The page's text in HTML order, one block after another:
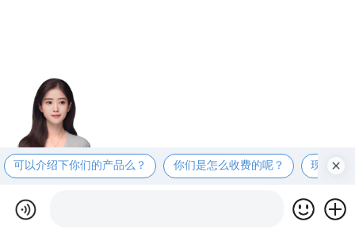
可以介绍下你们的产品么？ 你们是怎么收费的呢？ 现在有